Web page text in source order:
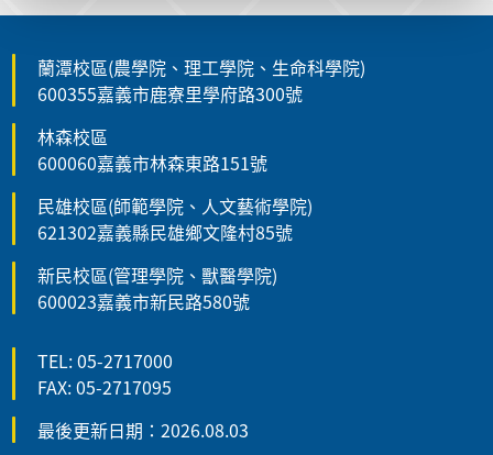
蘭潭校區(農學院、理工學院、生命科學院)
600355嘉義市鹿寮里學府路300號
林森校區
600060嘉義市林森東路151號
民雄校區(師範學院、人文藝術學院)
621302嘉義縣民雄鄉文隆村85號
新民校區(管理學院、獸醫學院)
600023嘉義市新民路580號
TEL: 05-2717000
FAX: 05-2717095
最後更新日期：2026.08.03